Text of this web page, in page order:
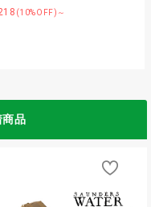
(10%OFF)～
商品